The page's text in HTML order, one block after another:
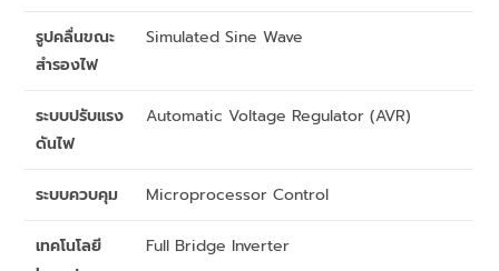
รูปคลื่นขณะ
สำรองไฟ
Simulated Sine Wave
ระบบปรับแรง
ดันไฟ
Automatic Voltage Regulator (AVR)
ระบบควบคุม Microprocessor Control
เทคโนโลยี
Full Bridge Inverter